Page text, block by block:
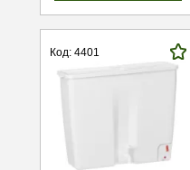
Код: 4401